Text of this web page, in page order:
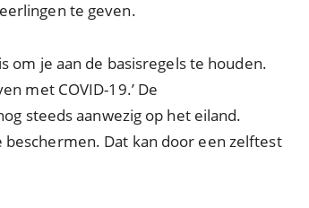
te geven.
om je aan de basisregels te houden.
met COVID-19.’ De
steeds aanwezig op het eiland.
Dat kan door een zelftest